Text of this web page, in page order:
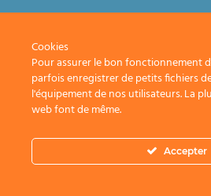
Nos solutions
Contact
Cookies
Pour assurer le bon fonctionnement
parfois enregistrer de petits fichiers
l'équipement de nos utilisateurs. La
web font de même.
Accepter